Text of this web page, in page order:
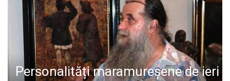
SPECIAL
POLITIC
LIFE
Personalități maramureșene de ieri